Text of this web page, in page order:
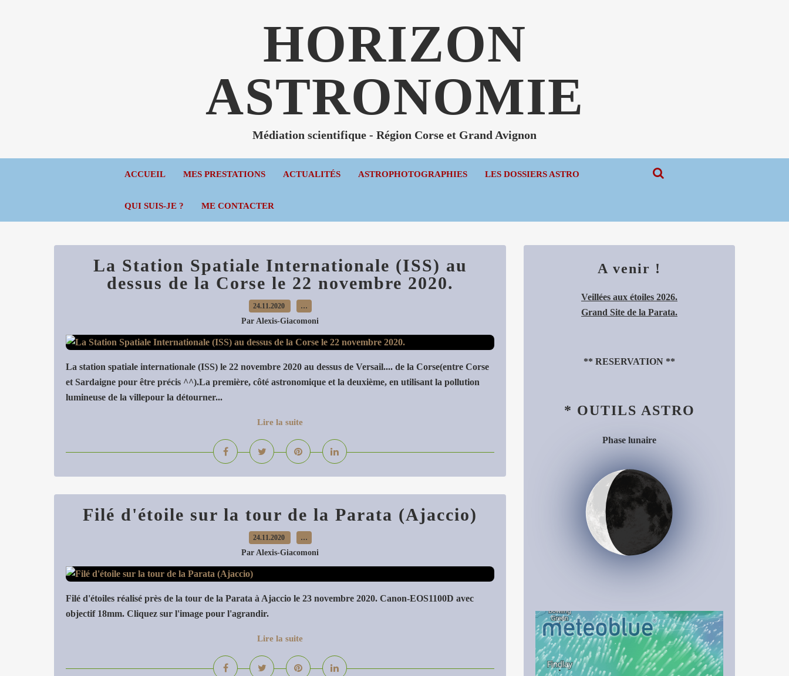
HORIZON
ASTRONOMIE
Médiation scientifique - Région Corse et Grand Avignon
ACCUEIL MES PRESTATIONS ACTUALITÉS ASTROPHOTOGRAPHIES LES DOSSIERS ASTRO
QUI SUIS-JE ? ME CONTACTER
La Station Spatiale Internationale (ISS) au
dessus de la Corse le 22 novembre 2020.
24.11.2020 …
Par Alexis-Giacomoni
La station spatiale internationale (ISS) le 22 novembre 2020 au dessus de Versail.... de la Corse(entre Corse
et Sardaigne pour être précis ^^).La première, côté astronomique et la deuxième, en utilisant la pollution
lumineuse de la villepour la détourner...
Lire la suite
Filé d'étoile sur la tour de la Parata (Ajaccio)
24.11.2020 …
Par Alexis-Giacomoni
Filé d'étoiles réalisé près de la tour de la Parata à Ajaccio le 23 novembre 2020. Canon-EOS1100D avec
objectif 18mm. Cliquez sur l'image pour l'agrandir.
Lire la suite
A venir !
Veillées aux étoiles 2026.
Grand Site de la Parata.
** RESERVATION **
* OUTILS ASTRO
Phase lunaire
Décroissant (23%)